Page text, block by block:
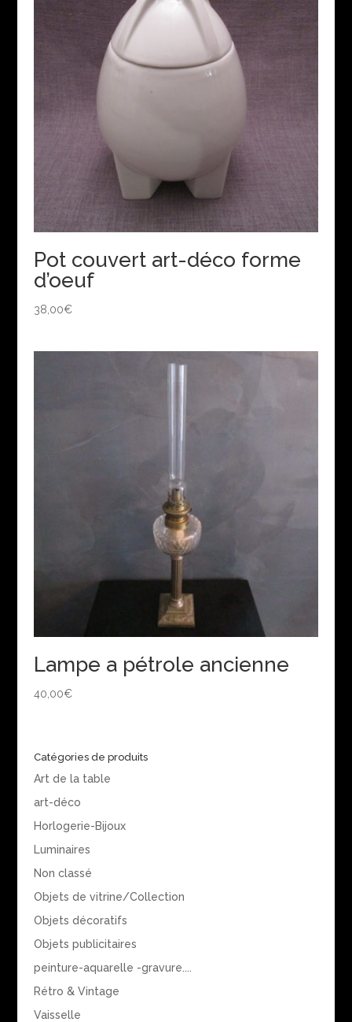
Pot couvert art-déco forme
d’oeuf
38,00€
Lampe a pétrole ancienne
40,00€
Catégories de produits
Art de la table
art-déco
Horlogerie-Bijoux
Luminaires
Non classé
Objets de vitrine/Collection
Objets décoratifs
Objets publicitaires
peinture-aquarelle -gravure....
Rétro & Vintage
Vaisselle